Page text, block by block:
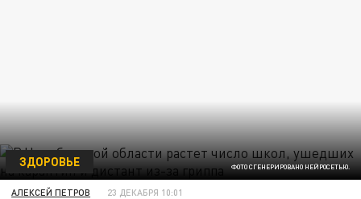
ФОТО СГЕНЕРИРОВАНО НЕЙРОСЕТЬЮ.
ЗДОРОВЬЕ
АЛЕКСЕЙ ПЕТРОВ 23 ДЕКАБРЯ 10:01